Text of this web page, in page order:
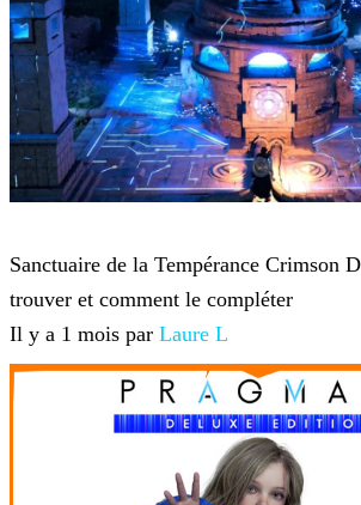
Sanctuaire de la Tempérance Crimson
trouver et comment le compléter
Il y a 1 mois par Laure L